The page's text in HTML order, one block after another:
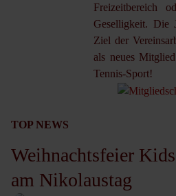
Freizeitbereich
Geselligkeit. Die
Ziel der
als neues
Tennis-Sport!
TOP NEWS
Weihnachtsfeier
am Nikolaustag